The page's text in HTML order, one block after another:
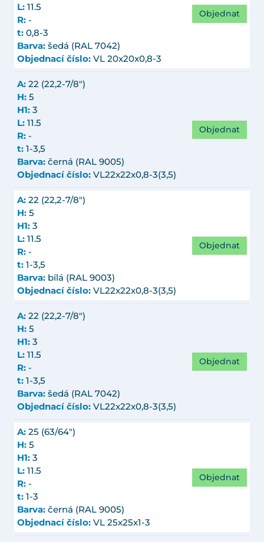
L: 11.5
R: -
t: 0,8-3
Barva: šedá (RAL 7042)
Objednací číslo: VL 20x20x0,8-3
Objednat
A: 22 (22,2-7/8")
H: 5
H1: 3
L: 11.5
R: -
t: 1-3,5
Barva: černá (RAL 9005)
Objednací číslo: VL22x22x0,8-3(3,5)
Objednat
A: 22 (22,2-7/8")
H: 5
H1: 3
L: 11.5
R: -
t: 1-3,5
Barva: bílá (RAL 9003)
Objednací číslo: VL22x22x0,8-3(3,5)
Objednat
A: 22 (22,2-7/8")
H: 5
H1: 3
L: 11.5
R: -
t: 1-3,5
Barva: šedá (RAL 7042)
Objednací číslo: VL22x22x0,8-3(3,5)
Objednat
A: 25 (63/64")
H: 5
H1: 3
L: 11.5
R: -
t: 1-3
Barva: černá (RAL 9005)
Objednací číslo: VL 25x25x1-3
Objednat